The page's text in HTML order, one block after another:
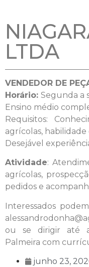
LTDA
VENDEDOR DE
Horário: Segunda a
Ensino médio
Requisitos:
agrícolas,
Desejável
Atividade:
agrícolas,
pedidos e
Interessados
ou se dirigir até
Palmeira com
junho 23,